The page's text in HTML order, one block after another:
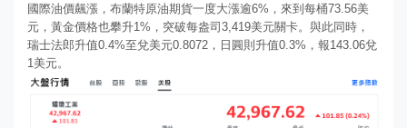
國際油價飆漲，布蘭特原油期貨一度大漲逾6%，來到每桶73.56美
元，黃金價格也攀升1%，突破每盎司3,419美元關卡。與此同時，
瑞士法郎升值0.4%至兌美元0.8072，日圓則升值0.3%，報143.06兌
1美元。